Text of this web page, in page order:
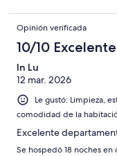
Opinión verificada
10/10 Excelente
In Lu
12 mar. 2026
Le gustó: Limpieza,
comodidad de la
Excelente
Se hospedó 18 noches